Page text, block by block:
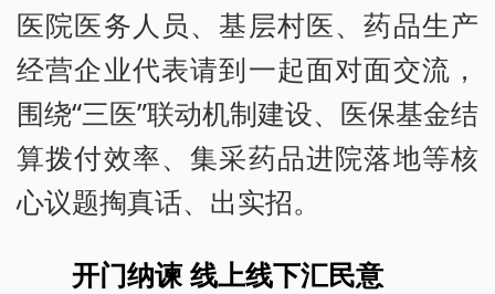
医院医务人员、基层村医、药品生产
经营企业代表请到一起面对面交流，
围绕“三医”联动机制建设、医保基金结
算拨付效率、集采药品进院落地等核
心议题掏真话、出实招。
开门纳谏 线上线下汇民意